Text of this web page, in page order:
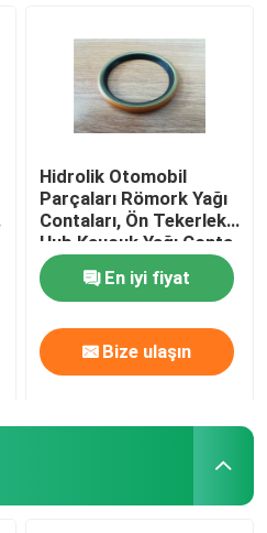
Hidrolik Otomobil
Parçaları Römork Yağı
Contaları, Ön Tekerlek
Hub Kauçuk Yağı Conta
Motor Araba Rulman
En iyi fiyat
Bize ulaşın